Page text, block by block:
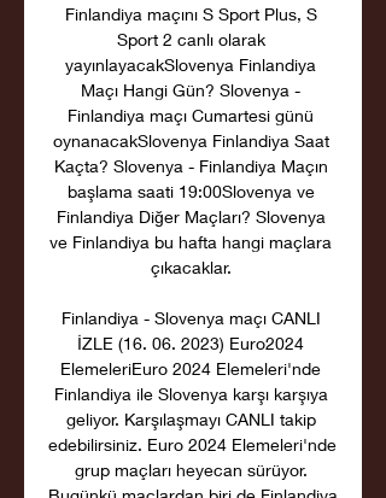
Finlandiya maçını S Sport Plus, S
Sport 2 canlı olarak
yayınlayacakSlovenya Finlandiya
Maçı Hangi Gün? Slovenya -
Finlandiya maçı Cumartesi günü
oynanacakSlovenya Finlandiya Saat
Kaçta? Slovenya - Finlandiya Maçın
başlama saati 19:00Slovenya ve
Finlandiya Diğer Maçları? Slovenya
ve Finlandiya bu hafta hangi maçlara
çıkacaklar.
Finlandiya - Slovenya maçı CANLI
İZLE (16. 06. 2023) Euro2024
ElemeleriEuro 2024 Elemeleri'nde
Finlandiya ile Slovenya karşı karşıya
geliyor. Karşılaşmayı CANLI takip
edebilirsiniz. Euro 2024 Elemeleri'nde
grup maçları heyecan sürüyor.